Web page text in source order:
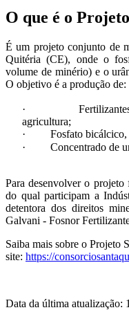
O que é o
É um projeto conjunto de
Quitéria (CE), onde o
volume de minério) e o
O objetivo é a produção de:
·
agricultura;
· Fosfato
· Concentrado de
Para desenvolver o
do qual participam a
detentora dos direitos
Galvani - Fosnor
Saiba mais sobre o Projeto
site: https://
Data da última atualização: